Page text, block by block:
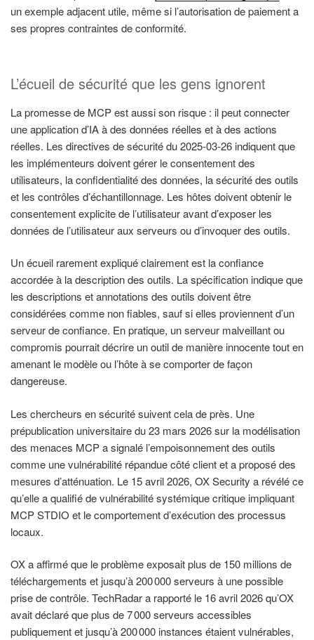
un exemple adjacent utile, même si l’autorisation de paiement a
ses propres contraintes de conformité.
L’écueil de sécurité que les gens ignorent
La promesse de MCP est aussi son risque : il peut connecter
une application d’IA à des données réelles et à des actions
réelles. Les directives de sécurité du 2025-03-26 indiquent que
les implémenteurs doivent gérer le consentement des
utilisateurs, la confidentialité des données, la sécurité des outils
et les contrôles d’échantillonnage. Les hôtes doivent obtenir le
consentement explicite de l’utilisateur avant d’exposer les
données de l’utilisateur aux serveurs ou d’invoquer des outils.
Un écueil rarement expliqué clairement est la confiance
accordée à la description des outils. La spécification indique que
les descriptions et annotations des outils doivent être
considérées comme non fiables, sauf si elles proviennent d’un
serveur de confiance. En pratique, un serveur malveillant ou
compromis pourrait décrire un outil de manière innocente tout en
amenant le modèle ou l’hôte à se comporter de façon
dangereuse.
Les chercheurs en sécurité suivent cela de près. Une
prépublication universitaire du 23 mars 2026 sur la modélisation
des menaces MCP a signalé l’empoisonnement des outils
comme une vulnérabilité répandue côté client et a proposé des
mesures d’atténuation. Le 15 avril 2026, OX Security a révélé ce
qu’elle a qualifié de vulnérabilité systémique critique impliquant
MCP STDIO et le comportement d’exécution des processus
locaux.
OX a affirmé que le problème exposait plus de 150 millions de
téléchargements et jusqu’à 200 000 serveurs à une possible
prise de contrôle. TechRadar a rapporté le 16 avril 2026 qu’OX
avait déclaré que plus de 7 000 serveurs accessibles
publiquement et jusqu’à 200 000 instances étaient vulnérables,